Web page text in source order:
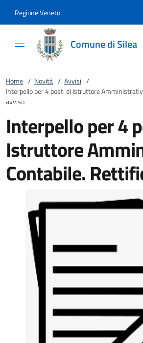
Regione Veneto
Comune di Silea
Home / Novità / Avvisi /
Interpello per 4 posti di Istruttore
avviso
Interpello per 4
Istruttore
Contabile.